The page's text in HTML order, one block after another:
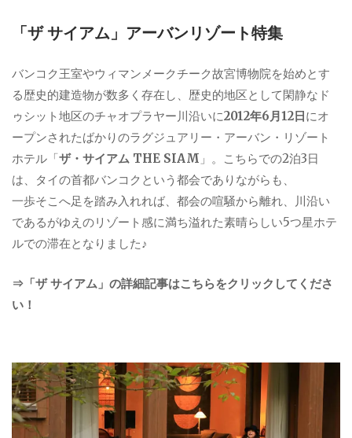
「ザ サイアム」アーバンリゾート特集
バンコク王室やウィマンメークチーク故宮博物院を始めとす
る歴史的建造物が数多く存在し、歴史的地区として閑静なド
ゥシット地区のチャオプラヤー川沿いに2012年6月12日にオ
ープンされたばかりのラグジュアリー・アーバン・リゾート
ホテル「ザ・サイアム THE SIAM 」。こちらでの2泊3日
は、タイの首都バンコクという都会でありながらも、
一歩そこへ足を踏み入れれば、都会の喧騒から離れ、川沿い
であるがゆえのリゾート感に満ち溢れた素晴らしい5つ星ホテ
ルでの滞在となりました♪
⇒「ザ サイアム」の詳細記事はこちらをクリックしてくださ
い！